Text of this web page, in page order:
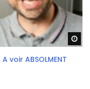
voir ABSOLMENT